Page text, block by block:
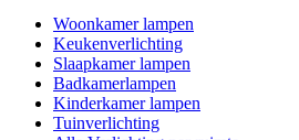
Woonkamer lampen
Keukenverlichting
Slaapkamer lampen
Badkamerlampen
Kinderkamer lampen
Tuinverlichting